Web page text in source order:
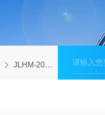
JLHM-202全自动开口闪点测试仪